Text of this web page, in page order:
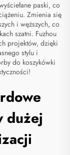
paski, co
Zmienia się
i węższych, co
szatni. Fuzhou
projektów, dzięki
stylu i
do koszykówki
dużej